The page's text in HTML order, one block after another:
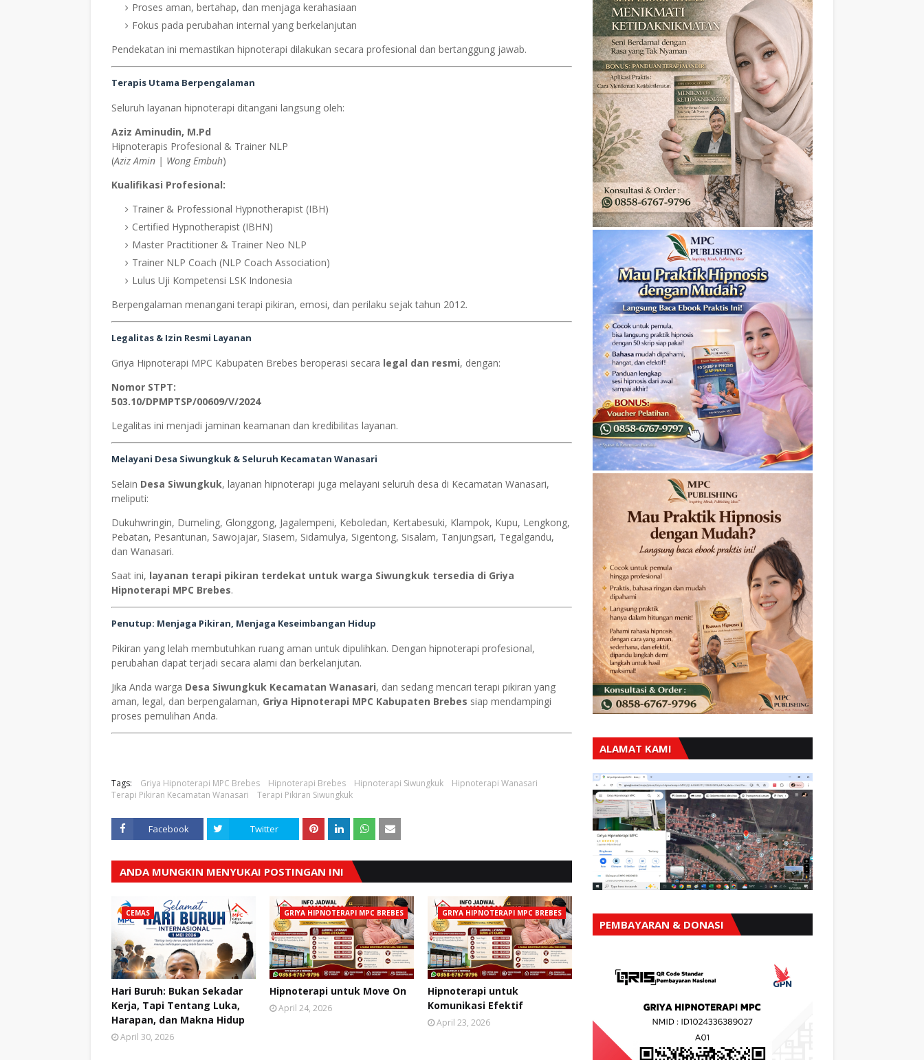
Proses aman, bertahap, dan menjaga kerahasiaan
Fokus pada perubahan internal yang berkelanjutan
Pendekatan ini memastikan hipnoterapi dilakukan secara profesional dan bertanggung jawab.
Terapis Utama Berpengalaman
Seluruh layanan hipnoterapi ditangani langsung oleh:
Aziz Aminudin, M.Pd
Hipnoterapis Profesional & Trainer NLP
(Aziz Amin | Wong Embuh)
Kualifikasi Profesional:
Trainer & Professional Hypnotherapist (IBH)
Certified Hypnotherapist (IBHN)
Master Practitioner & Trainer Neo NLP
Trainer NLP Coach (NLP Coach Association)
Lulus Uji Kompetensi LSK Indonesia
Berpengalaman menangani terapi pikiran, emosi, dan perilaku sejak tahun 2012.
Legalitas & Izin Resmi Layanan
Griya Hipnoterapi MPC Kabupaten Brebes beroperasi secara legal dan resmi, dengan:
Nomor STPT:
503.10/DPMPTSP/00609/V/2024
Legalitas ini menjadi jaminan keamanan dan kredibilitas layanan.
Melayani Desa Siwungkuk & Seluruh Kecamatan Wanasari
Selain Desa Siwungkuk, layanan hipnoterapi juga melayani seluruh desa di Kecamatan Wanasari,
meliputi:
Dukuhwringin, Dumeling, Glonggong, Jagalempeni, Keboledan, Kertabesuki, Klampok, Kupu, Lengkong,
Pebatan, Pesantunan, Sawojajar, Siasem, Sidamulya, Sigentong, Sisalam, Tanjungsari, Tegalgandu,
dan Wanasari.
Saat ini, layanan terapi pikiran terdekat untuk warga Siwungkuk tersedia di Griya
Hipnoterapi MPC Brebes.
Penutup: Menjaga Pikiran, Menjaga Keseimbangan Hidup
Pikiran yang lelah membutuhkan ruang aman untuk dipulihkan. Dengan hipnoterapi profesional,
perubahan dapat terjadi secara alami dan berkelanjutan.
Jika Anda warga Desa Siwungkuk Kecamatan Wanasari, dan sedang mencari terapi pikiran yang
aman, legal, dan berpengalaman, Griya Hipnoterapi MPC Kabupaten Brebes siap mendampingi
proses pemulihan Anda.
Tags: Griya Hipnoterapi MPC Brebes Hipnoterapi Brebes Hipnoterapi Siwungkuk
Hipnoterapi Wanasari
Terapi Pikiran Kecamatan Wanasari
Terapi Pikiran Siwungkuk
Facebook Twitter
ANDA MUNGKIN MENYUKAI POSTINGAN INI
CEMAS
Hari Buruh: Bukan Sekadar
Kerja, Tapi Tentang Luka,
Harapan, dan Makna Hidup
April 30, 2026
GRIYA HIPNOTERAPI MPC BREBES
Hipnoterapi untuk Move On
April 24, 2026
GRIYA HIPNOTERAPI MPC BREBES
Hipnoterapi untuk
Komunikasi Efektif
April 23, 2026
ALAMAT KAMI
PEMBAYARAN & DONASI